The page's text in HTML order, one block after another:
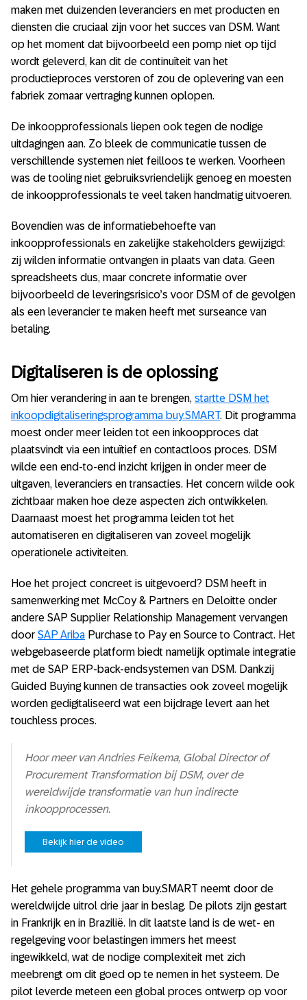
maken met duizenden leveranciers en met producten en
diensten die cruciaal zijn voor het succes van DSM. Want
op het moment dat bijvoorbeeld een pomp niet op tijd
wordt geleverd, kan dit de continuïteit van het
productieproces verstoren of zou de oplevering van een
fabriek zomaar vertraging kunnen oplopen.
De inkoopprofessionals liepen ook tegen de nodige
uitdagingen aan. Zo bleek de communicatie tussen de
verschillende systemen niet feilloos te werken. Voorheen
was de tooling niet gebruiksvriendelijk genoeg en moesten
de inkoopprofessionals te veel taken handmatig uitvoeren.
Bovendien was de informatiebehoefte van
inkoopprofessionals en zakelijke stakeholders gewijzigd:
zij wilden informatie ontvangen in plaats van data. Geen
spreadsheets dus, maar concrete informatie over
bijvoorbeeld de leveringsrisico’s voor DSM of de gevolgen
als een leverancier te maken heeft met surseance van
betaling.
Digitaliseren is de oplossing
Om hier verandering in aan te brengen, startte DSM het
inkoopdigitaliseringsprogramma buy.SMART. Dit programma
moest onder meer leiden tot een inkoopproces dat
plaatsvindt via een intuïtief en contactloos proces. DSM
wilde een end-to-end inzicht krijgen in onder meer de
uitgaven, leveranciers en transacties. Het concern wilde ook
zichtbaar maken hoe deze aspecten zich ontwikkelen.
Daarnaast moest het programma leiden tot het
automatiseren en digitaliseren van zoveel mogelijk
operationele activiteiten.
Hoe het project concreet is uitgevoerd? DSM heeft in
samenwerking met McCoy & Partners en Deloitte onder
andere SAP Supplier Relationship Management vervangen
door SAP Ariba Purchase to Pay en Source to Contract. Het
webgebaseerde platform biedt namelijk optimale integratie
met de SAP ERP-back-endsystemen van DSM. Dankzij
Guided Buying kunnen de transacties ook zoveel mogelijk
worden gedigitaliseerd wat een bijdrage levert aan het
touchless proces.
Hoor meer van Andries Feikema, Global Director of
Procurement Transformation bij DSM, over de
wereldwijde transformatie van hun indirecte
inkoopprocessen.
Bekijk hier de video
Het gehele programma van buy.SMART neemt door de
wereldwijde uitrol drie jaar in beslag. De pilots zijn gestart
in Frankrijk en in Brazilië. In dit laatste land is de wet- en
regelgeving voor belastingen immers het meest
ingewikkeld, wat de nodige complexiteit met zich
meebrengt om dit goed op te nemen in het systeem. De
pilot leverde meteen een global proces ontwerp op voor